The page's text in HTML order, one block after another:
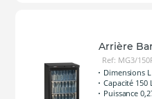
Arrière
Ref: MG3/
Dimensions
Capacité 150
Puissance